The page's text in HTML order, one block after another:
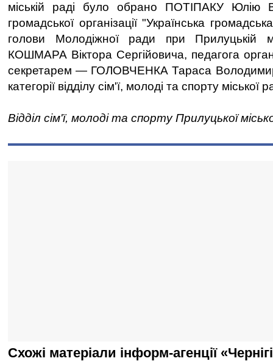
міській раді було обрано ПОТІПАКУ Юлію
громадської організації "Українська
голови Молодіжної ради при Прилуцькій
КОШМАРА Віктора Сергійовича, педагога
секретарем — ГОЛОВЧЕНКА Тараса
категорії відділу сім'ї, молоді та спорту міської
Відділ сім'ї, молоді та спорту Прилуцької
Схожі матеріали інформ-агенції